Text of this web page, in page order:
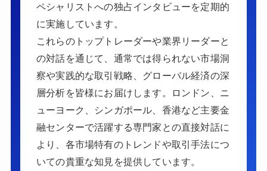
ペシャリストへの独占インタビューを定期的
に実施しています。
これらのトップトレーダーや業界リーダーと
の対話を通じて、通常では得られない市場洞
察や実践的な取引戦略、グローバル経済の深
層分析を皆様にお届けします。ロンドン、ニ
ューヨーク、シンガポール、香港など主要金
融センターで活躍する専門家との直接対話に
より、各市場特有のトレンドや取引手法につ
いての貴重な知見を提供しています。